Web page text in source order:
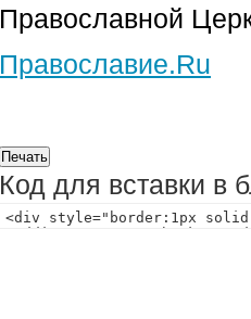
Православной
Православие.Ru
Код для вставки в